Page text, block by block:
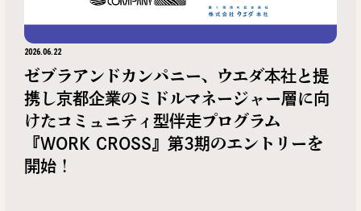
2026.06.22
ゼブラアンドカンパニー、ウエダ本社と提
携し京都企業のミドルマネージャー層に向
けたコミュニティ型伴走プログラム
『WORK CROSS』第3期のエントリーを
開始！